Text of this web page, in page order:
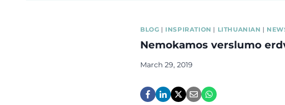
BLOG | INSPIRATION | LITHUANIAN |
Nemokamos verslumo
March 29, 2019